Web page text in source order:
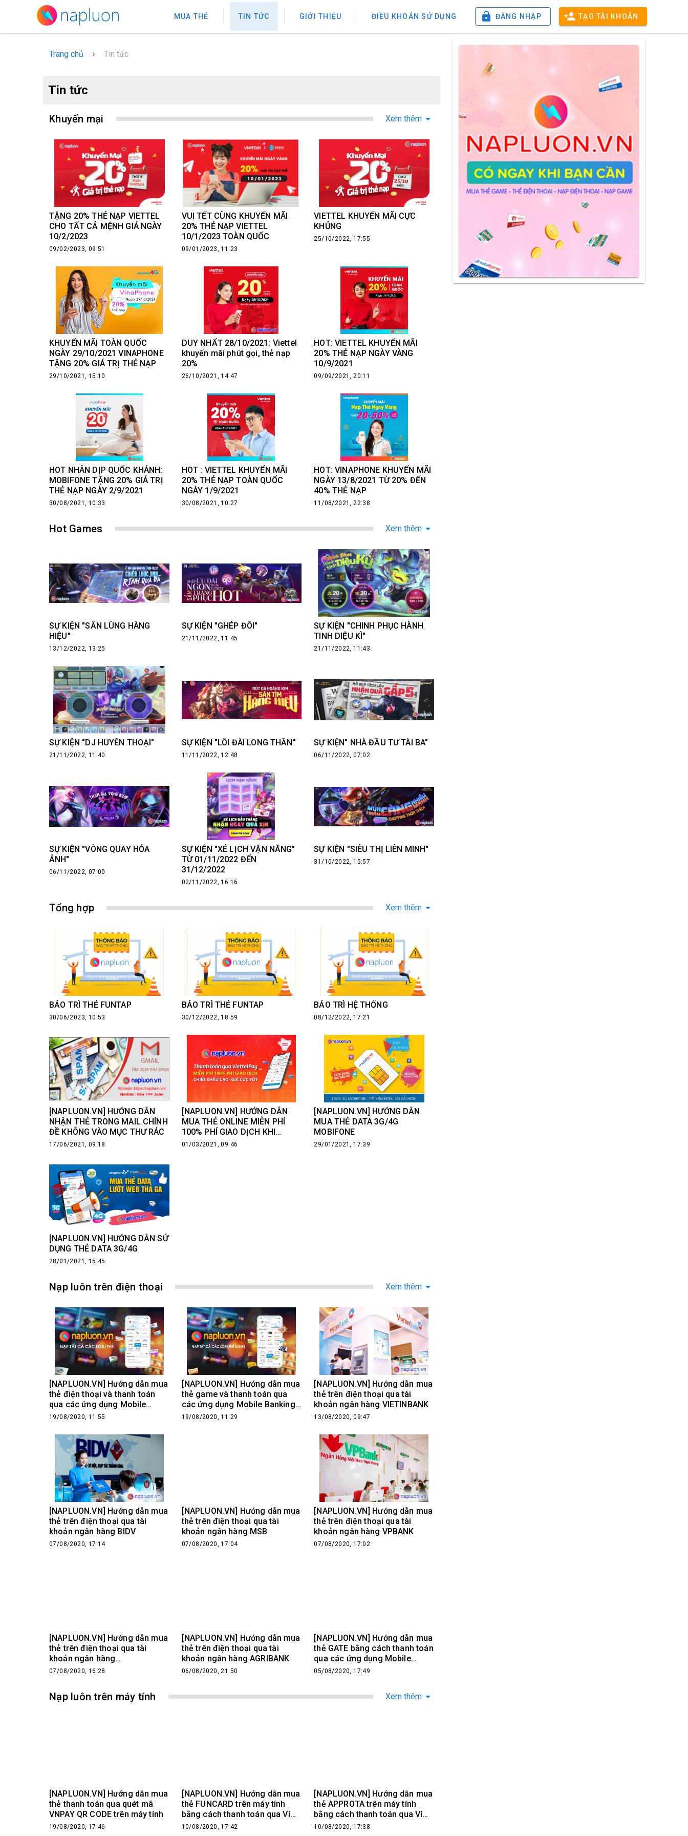
MUA THẺ TIN TỨC GIỚI THIỆU ĐIỀU KHOẢN SỬ DỤNG ĐĂNG NHẬP TẠO TÀI KHOẢN
Trang chủ Tin tức
Tin tức
Khuyến mại Xem thêm
TẶNG 20% THẺ NẠP VIETTEL
CHO TẤT CẢ MỆNH GIÁ NGÀY
10/2/2023
09/02/2023, 09:51
VUI TẾT CÙNG KHUYẾN MÃI
20% THẺ NẠP VIETTEL
10/1/2023 TOÀN QUỐC
09/01/2023, 11:23
VIETTEL KHUYẾN MÃI CỰC
KHỦNG
25/10/2022, 17:55
KHUYẾN MÃI TOÀN QUỐC
NGÀY 29/10/2021 VINAPHONE
TẶNG 20% GIÁ TRỊ THẺ NẠP
29/10/2021, 15:10
DUY NHẤT 28/10/2021: Viettel
khuyến mãi phút gọi, thẻ nạp
20%
26/10/2021, 14:47
HOT: VIETTEL KHUYẾN MÃI
20% THẺ NẠP NGÀY VÀNG
10/9/2021
09/09/2021, 20:11
HOT NHÂN DỊP QUỐC KHÁNH:
MOBIFONE TẶNG 20% GIÁ TRỊ
THẺ NẠP NGÀY 2/9/2021
30/08/2021, 10:33
HOT : VIETTEL KHUYẾN MÃI
20% THẺ NẠP TOÀN QUỐC
NGÀY 1/9/2021
30/08/2021, 10:27
HOT: VINAPHONE KHUYẾN MÃI
NGÀY 13/8/2021 TỪ 20% ĐẾN
40% THẺ NẠP
11/08/2021, 22:38
Hot Games Xem thêm
SỰ KIỆN "SĂN LÙNG HÀNG
HIỆU"
13/12/2022, 13:25
SỰ KIỆN "GHÉP ĐÔI"
21/11/2022, 11:45
SỰ KIỆN "CHINH PHỤC HÀNH
TINH DIỆU KÌ"
21/11/2022, 11:43
SỰ KIỆN "DJ HUYỀN THOẠI"
21/11/2022, 11:40
SỰ KIỆN "LÔI ĐÀI LONG THẦN"
11/11/2022, 12:48
SỰ KIỆN" NHÀ ĐẦU TƯ TÀI BA"
06/11/2022, 07:02
SỰ KIỆN "VÒNG QUAY HỎA
ẢNH"
06/11/2022, 07:00
SỰ KIỆN "XÉ LỊCH VẶN NĂNG"
TỪ 01/11/2022 ĐẾN
31/12/2022
02/11/2022, 16:16
SỰ KIỆN "SIÊU THỊ LIÊN MINH"
31/10/2022, 15:57
Tổng hợp Xem thêm
BẢO TRÌ THẺ FUNTAP
30/06/2023, 10:53
BẢO TRÌ THẺ FUNTAP
30/12/2022, 18:59
BẢO TRÌ HỆ THỐNG
08/12/2022, 17:21
[NAPLUON.VN] HƯỚNG DẪN
NHẬN THẺ TRONG MAIL CHÍNH
ĐỀ KHÔNG VÀO MỤC THƯ RÁC
17/06/2021, 09:18
[NAPLUON.VN] HƯỚNG DẪN
MUA THẺ ONLINE MIỄN PHÍ
100% PHÍ GIAO DỊCH KHI
THANH TOÁN QUA VIETTELPAY
01/03/2021, 09:46
[NAPLUON.VN] HƯỚNG DẪN
MUA THẺ DATA 3G/4G
MOBIFONE
29/01/2021, 17:39
[NAPLUON.VN] HƯỚNG DẪN SỬ
DỤNG THẺ DATA 3G/4G
28/01/2021, 15:45
Nạp luôn trên điện thoại Xem thêm
[NAPLUON.VN] Hướng dẫn mua
thẻ điện thoại và thanh toán
qua các ứng dụng Mobile
Banking trên điện thoại
19/08/2020, 11:55
[NAPLUON.VN] Hướng dẫn mua
thẻ game và thanh toán qua
các ứng dụng Mobile Banking
trên điện thoại
19/08/2020, 11:29
[NAPLUON.VN] Hướng dẫn mua
thẻ trên điện thoại qua tài
khoản ngân hàng VIETINBANK
13/08/2020, 09:47
[NAPLUON.VN] Hướng dẫn mua
thẻ trên điện thoại qua tài
khoản ngân hàng BIDV
07/08/2020, 17:14
[NAPLUON.VN] Hướng dẫn mua
thẻ trên điện thoại qua tài
khoản ngân hàng MSB
07/08/2020, 17:04
[NAPLUON.VN] Hướng dẫn mua
thẻ trên điện thoại qua tài
khoản ngân hàng VPBANK
07/08/2020, 17:02
[NAPLUON.VN] Hướng dẫn mua
thẻ trên điện thoại qua tài
khoản ngân hàng
VIETCOMBANK
07/08/2020, 16:28
[NAPLUON.VN] Hướng dẫn mua
thẻ trên điện thoại qua tài
khoản ngân hàng AGRIBANK
06/08/2020, 21:50
[NAPLUON.VN] Hướng dẫn mua
thẻ GATE bằng cách thanh toán
qua các ứng dụng Mobile
Banking trên điện thoại
05/08/2020, 17:49
Nạp luôn trên máy tính Xem thêm
[NAPLUON.VN] Hướng dẫn mua
thẻ thanh toán qua quét mã
VNPAY QR CODE trên máy tính
19/08/2020, 17:46
[NAPLUON.VN] Hướng dẫn mua
thẻ FUNCARD trên máy tính
bằng cách thanh toán qua Ví
điện tử Ngân lượng
10/08/2020, 17:42
[NAPLUON.VN] Hướng dẫn mua
thẻ APPROTA trên máy tính
bằng cách thanh toán qua Ví
điện tử Ngân lượng
10/08/2020, 17:38